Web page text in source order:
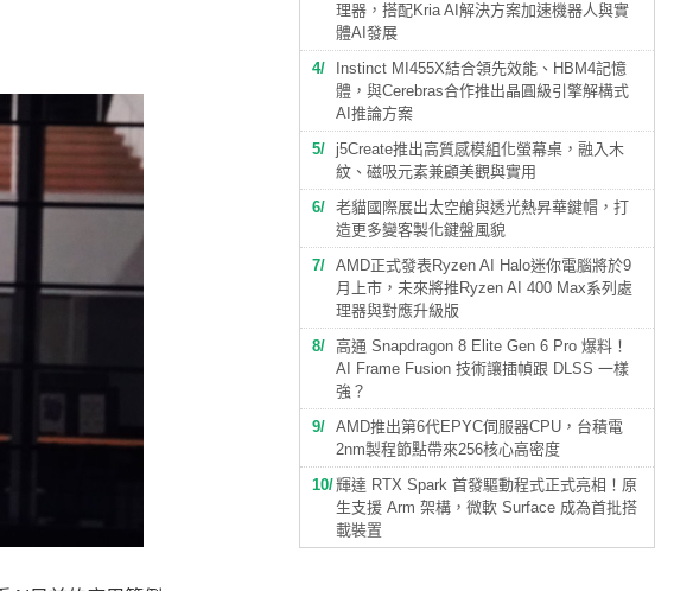
理器，搭配Kria AI解決方案加速機器人與實
體AI發展
4
Instinct MI455X結合領先效能、HBM4記憶
體，與Cerebras合作推出晶圓級引擎解構式
AI推論方案
5
j5Create推出高質感模組化螢幕桌，融入木
紋、磁吸元素兼顧美觀與實用
6
老貓國際展出太空艙與透光熱昇華鍵帽，打
造更多變客製化鍵盤風貌
7
AMD正式發表Ryzen AI Halo迷你電腦將於9
月上市，未來將推Ryzen AI 400 Max系列處
理器與對應升級版
8
高通 Snapdragon 8 Elite Gen 6 Pro 爆料！
AI Frame Fusion 技術讓插幀跟 DLSS 一樣
強？
9
AMD推出第6代EPYC伺服器CPU，台積電
2nm製程節點帶來256核心高密度
10 輝達 RTX Spark 首發驅動程式正式亮相！原
生支援 Arm 架構，微軟 Surface 成為首批搭
載裝置